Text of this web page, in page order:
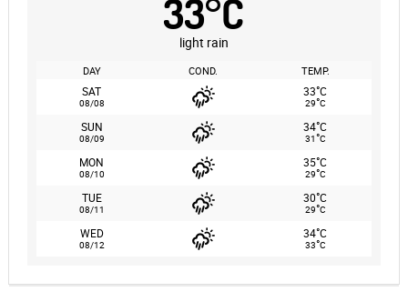
33°C
light rain
DAY COND. TEMP.
SAT
08/08
33°C
29°C
SUN
08/09
34°C
31°C
MON
08/10
35°C
29°C
TUE
08/11
30°C
29°C
WED
08/12
34°C
33°C